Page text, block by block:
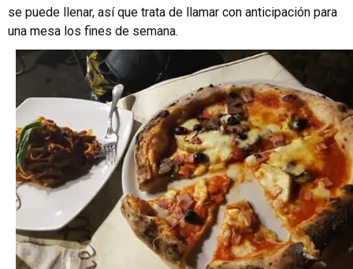
se puede llenar, así que trata de llamar con anticipación para
una mesa los fines de semana.